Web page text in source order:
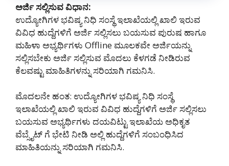
ಅರ್ಜಿ ಸಲ್ಲಿಸುವ ವಿಧಾನ:
ಉದ್ಯೋಗಿಗಳ ಭವಿಷ್ಯ ನಿಧಿ ಸಂಸ್ಥೆ ಇಲಾಖೆಯಲ್ಲಿ ಖಾಲಿ ಇರುವ
ವಿವಿಧ ಹುದ್ದೆಗಳಿಗೆ ಅರ್ಜಿ ಸಲ್ಲಿಸಲು ಬಯಸುವ ಪುರುಷ ಹಾಗೂ
ಮಹಿಳಾ ಅಭ್ಯರ್ಥಿಗಳು Offline ಮೂಲಕವೇ ಅರ್ಜಿಯನ್ನು
ಸಲ್ಲಿಸಬೇಕು ಅರ್ಜಿ ಸಲ್ಲಿಸುವ ಮೊದಲು ಕೆಳಗಡೆ ನೀಡಿರುವ
ಕೆಲವಷ್ಟು ಮಾಹಿತಿಗಳನ್ನು ಸರಿಯಾಗಿ ಗಮನಿಸಿ.
ಮೊದಲನೇ ಹಂತ: ಉದ್ಯೋಗಿಗಳ ಭವಿಷ್ಯ ನಿಧಿ ಸಂಸ್ಥೆ
ಇಲಾಖೆಯಲ್ಲಿ ಖಾಲಿ ಇರುವ ವಿವಿಧ ಹುದ್ದೆಗಳಿಗೆ ಅರ್ಜಿ ಸಲ್ಲಿಸಲು
ಬಯಸುವ ಅಭ್ಯರ್ಥಿಗಳು ದಯವಿಟ್ಟು ಇಲಾಖೆಯ ಅಧಿಕೃತ
ವೆಬ್ಸೈಟ್ ಗೆ ಭೇಟಿ ನೀಡಿ ಅಲ್ಲಿ ಹುದ್ದೆಗಳಿಗೆ ಸಂಬಂಧಿಸಿದ
ಮಾಹಿತಿಯನ್ನು ಸರಿಯಾಗಿ ಗಮನಿಸಿ.